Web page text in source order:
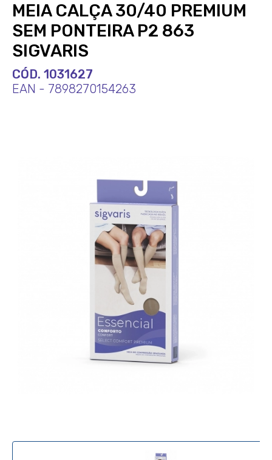
MEIA CALÇA 30/40 PREMIUM
SEM PONTEIRA P2 863
SIGVARIS
CÓD. 1031627
EAN - 7898270154263